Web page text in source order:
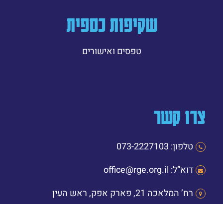
שקיפות כספית
טפסים ואישורים
צרו קשר
טלפון: 073-2227103
דוא”ל: office@rge.org.il
רח’ המלאכה 21, פארק אפק, ראש העין